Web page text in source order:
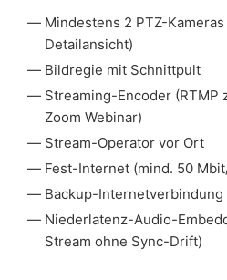
Mindestens 2 PTZ-
Detailansicht)
Bildregie mit Schnittpult
Streaming-Encoder (RTMP
Zoom Webinar)
Stream-Operator vor Ort
Fest-Internet (mind. 50
Backup-Internetverbindung
Niederlatenz-Audio-
Stream ohne Sync-Drift)